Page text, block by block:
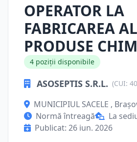
OPERATOR LA
FABRICAREA
PRODUSE
4 poziții disponibile
ASOSEPTIS S.R.L. (CUI:
MUNICIPIUL SACELE ,
Normă întreagă
La
Publicat: 26 iun. 2026